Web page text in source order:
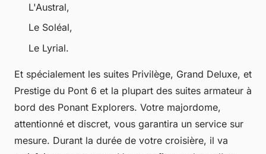
L'Austral,
Le Soléal,
Le Lyrial.
Et spécialement les suites Privilège, Grand Deluxe, et
Prestige du Pont 6 et la plupart des suites armateur à
bord des Ponant Explorers. Votre majordome,
attentionné et discret, vous garantira un service sur
mesure. Durant la durée de votre croisière, il va